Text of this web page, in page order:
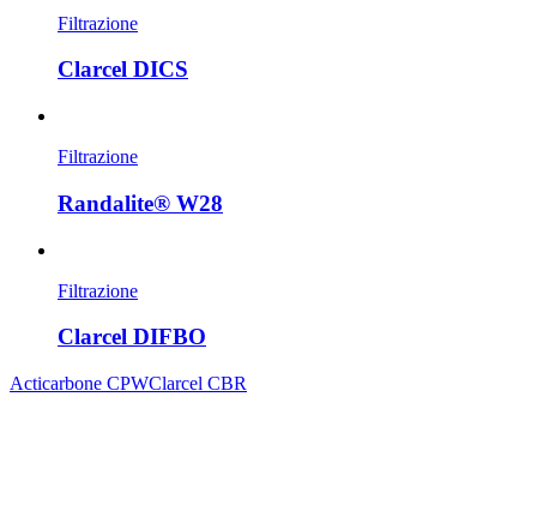
Filtrazione
Clarcel DICS
Filtrazione
Randalite® W28
Filtrazione
Clarcel DIFBO
Acticarbone CPWClarcel CBR